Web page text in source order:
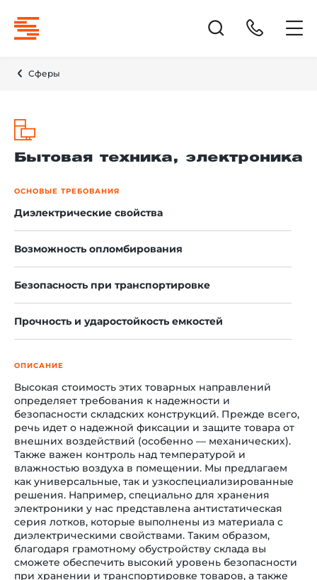
Сферы
Бытовая техника, электроника
ОСНОВЫЕ ТРЕБОВАНИЯ
Диэлектрические свойства
Возможность опломбирования
Безопасность при транспортировке
Прочность и ударостойкость емкостей
ОПИСАНИЕ
Высокая стоимость этих товарных направлений
определяет требования к надежности и
безопасности складских конструкций. Прежде всего,
речь идет о надежной фиксации и защите товара от
внешних воздействий (особенно — механических).
Также важен контроль над температурой и
влажностью воздуха в помещении. Мы предлагаем
как универсальные, так и узкоспециализированные
решения. Например, специально для хранения
электроники у нас представлена антистатическая
серия лотков, которые выполнены из материала с
диэлектрическими свойствами. Таким образом,
благодаря грамотному обустройству склада вы
сможете обеспечить высокий уровень безопасности
при хранении и транспортировке товаров, а также